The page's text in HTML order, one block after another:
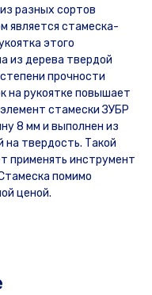
разных сортов
является стамеска-
этого
из дерева твердой
прочности
на рукоятке повышает
стамески ЗУБР
8 мм и выполнен из
на твердость. Такой
применять инструмент
помимо
ценой.